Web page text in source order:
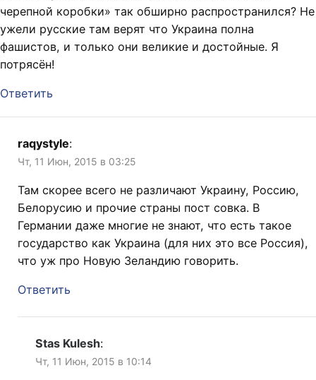
черепной коробки» так обширно распространился? Не
ужели русские там верят что Украина полна
фашистов, и только они великие и достойные. Я
потрясён!
Ответить
raqystyle:
Чт, 11 Июн, 2015 в 03:25
Там скорее всего не различают Украину, Россию,
Белорусию и прочие страны пост совка. В
Германии даже многие не знают, что есть такое
государство как Украина (для них это все Россия),
что уж про Новую Зеландию говорить.
Ответить
Stas Kulesh:
Чт, 11 Июн, 2015 в 10:14